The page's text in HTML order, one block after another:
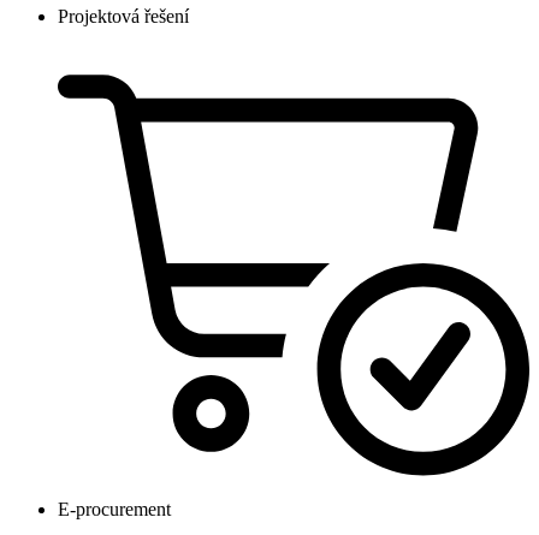
Projektová řešení
E-procurement